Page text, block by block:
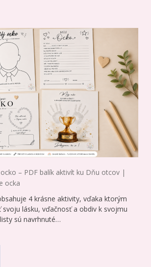
– PDF balík aktivít ku Dňu otcov |
ocka
4 krásne aktivity, vďaka ktorým
lásku, vďačnosť a obdiv k svojmu
sú navrhnuté…